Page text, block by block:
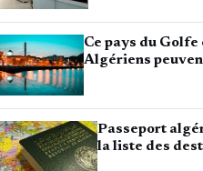
Ce pays du Golfe
Algériens
Passeport
la liste des